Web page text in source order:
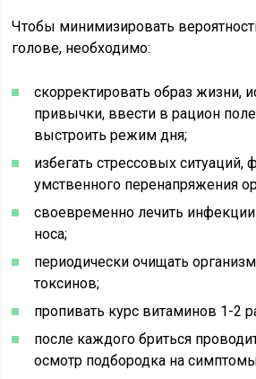
Чтобы минимизировать
голове, необходимо:
скорректировать образ жизни,
привычки, ввести в рацион
выстроить режим дня;
избегать стрессовых ситуаций,
умственного перенапряжения
своевременно лечить
носа;
периодически очищать
токсинов;
пропивать курс витаминов 1-2
после каждого бриться
осмотр подбородка на